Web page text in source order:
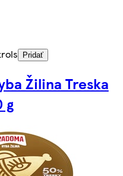
Pridať
Žilina Treska
g